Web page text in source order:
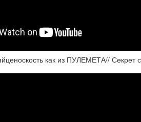
как из ПУЛЕМЕТА// Секрет